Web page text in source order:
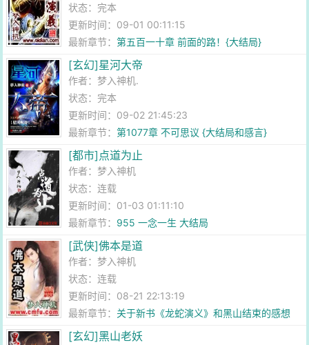
状态：完本
更新时间：09-01 00:11:15
最新章节：第五百一十章 前面的路！{大结局}
[玄幻]星河大帝
作者： 梦入神机.
状态：完本
更新时间：09-02 21:45:23
最新章节：第1077章 不可思议 {大结局和感言}
[都市]点道为止
作者： 梦入神机
状态：连载
更新时间：01-03 01:11:10
最新章节： 955 一念一生 大结局
[武侠]佛本是道
作者： 梦入神机
状态：连载
更新时间：08-21 22:13:19
最新章节： 关于新书《龙蛇演义》和黑山结束的感想
[玄幻]黑山老妖